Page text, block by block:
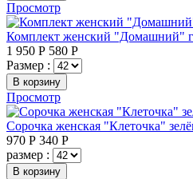
Просмотр
Комплект женский "Домашний"
1 950 Р 580 Р
Размер :
В корзину
Просмотр
Сорочка женская "Клеточка"
970 Р 340 Р
размер :
В корзину